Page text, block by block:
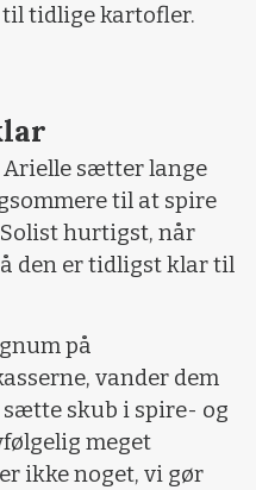
tidlige kartofler.
sætter lange
til at spire
hurtigst, når
den er tidligst klar til
på
vander dem
skub i spire- og
meget
ikke noget, vi gør